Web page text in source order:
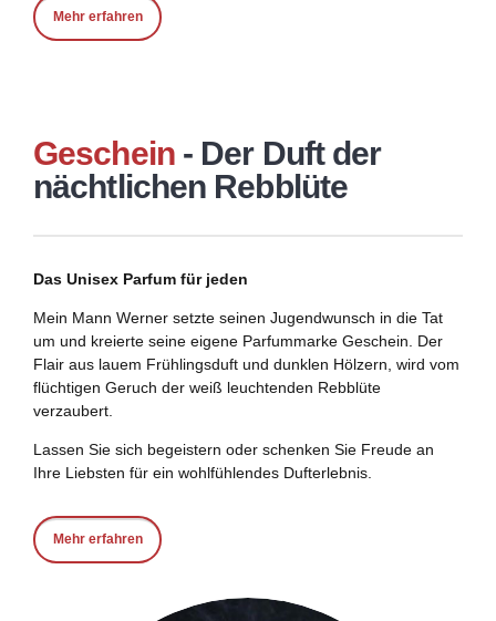
Mehr erfahren
Geschein - Der Duft der
nächtlichen Rebblüte
Das Unisex Parfum für jeden
Mein Mann Werner setzte seinen Jugendwunsch in die Tat
um und kreierte seine eigene Parfummarke Geschein. Der
Flair aus lauem Frühlingsduft und dunklen Hölzern, wird vom
flüchtigen Geruch der weiß leuchtenden Rebblüte
verzaubert.
Lassen Sie sich begeistern oder schenken Sie Freude an
Ihre Liebsten für ein wohlfühlendes Dufterlebnis.
Mehr erfahren